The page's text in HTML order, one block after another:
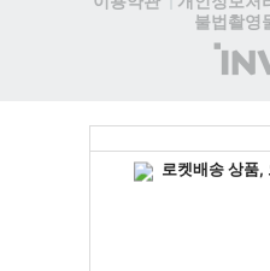
불법촬영